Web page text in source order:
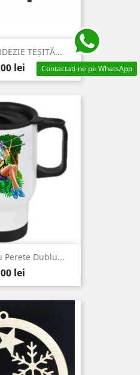
TEȘITĂ...
lei
Perete Dublu...
lei
Contactati-ne pe WhatsApp